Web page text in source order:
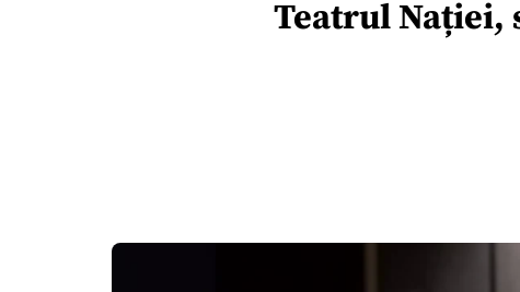
Teatrul Nației,